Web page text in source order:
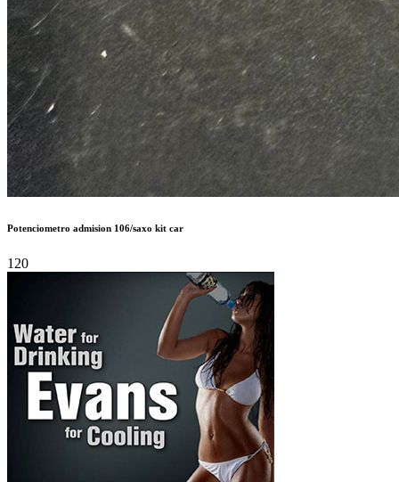
120
120 €
Autor:
PSARECAMBIOS3
Piezas de Competición /Compra de Piezas
22-May-2025 13:59
Referencia:
Visualizaciones:
Provincia:
España
Teléfono:
619734804
T-Shirt,Women ,Top
Potenciómetro admisión 106/Saxo Kit Car